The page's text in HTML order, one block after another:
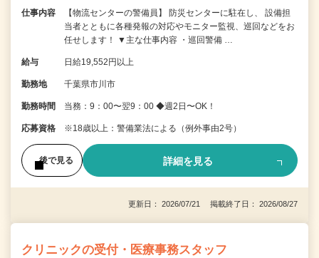
仕事内容
【物流センターの警備員】 防災センターに駐在し、 設備担
当者とともに各種発報の対応やモニター監視、巡回などをお
任せします！ ▼主な仕事内容 ・巡回警備 …
給与 日給19,552円以上
勤務地 千葉県市川市
勤務時間 当務：9：00〜翌9：00 ◆週2日〜OK！
応募資格 ※18歳以上：警備業法による（例外事由2号）
後で見る 詳細を見る
更新日： 2026/07/21 掲載終了日： 2026/08/27
クリニックの受付・医療事務スタッフ